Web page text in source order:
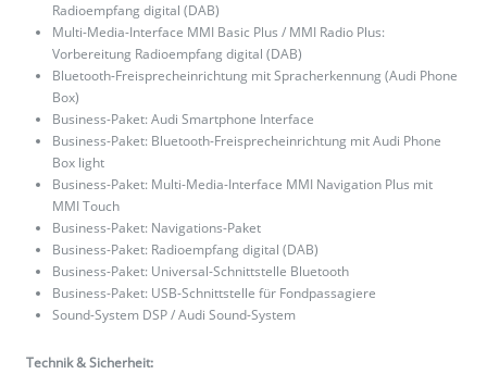
Radioempfang digital (DAB)
Multi-Media-Interface MMI Basic Plus / MMI Radio Plus:
Vorbereitung Radioempfang digital (DAB)
Bluetooth-Freisprecheinrichtung mit Spracherkennung (Audi Phone
Box)
Business-Paket: Audi Smartphone Interface
Business-Paket: Bluetooth-Freisprecheinrichtung mit Audi Phone
Box light
Business-Paket: Multi-Media-Interface MMI Navigation Plus mit
MMI Touch
Business-Paket: Navigations-Paket
Business-Paket: Radioempfang digital (DAB)
Business-Paket: Universal-Schnittstelle Bluetooth
Business-Paket: USB-Schnittstelle für Fondpassagiere
Sound-System DSP / Audi Sound-System
Technik & Sicherheit: